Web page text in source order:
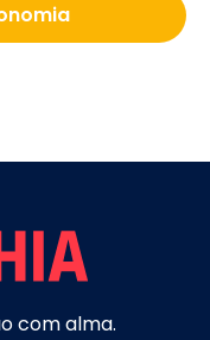
com alma.